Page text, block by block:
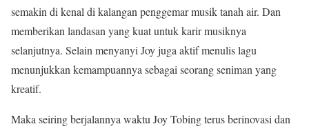
semakin di kenal di kalangan penggemar musik tanah air. Dan
memberikan landasan yang kuat untuk karir musiknya
selanjutnya. Selain menyanyi Joy juga aktif menulis lagu
menunjukkan kemampuannya sebagai seorang seniman yang
kreatif.
Maka seiring berjalannya waktu Joy Tobing terus berinovasi dan